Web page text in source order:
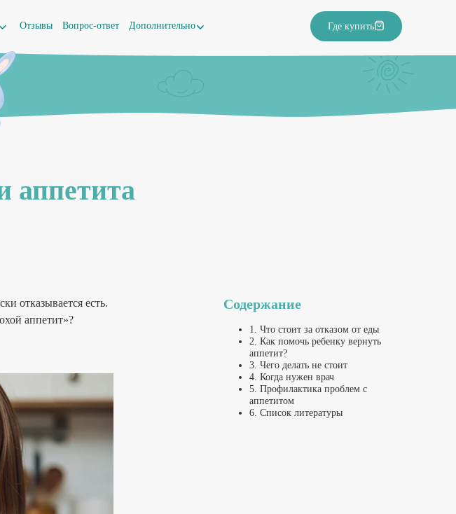
Отзывы Вопрос-ответ Дополнительно Где купить
аппетита
Содержание
1. Что стоит за отказом от еды
2. Как помочь ребенку вернуть
аппетит?
3. Чего делать не стоит
4. Когда нужен врач
5. Профилактика проблем с
аппетитом
6. Список литературы
отказывается есть.
аппетит»?